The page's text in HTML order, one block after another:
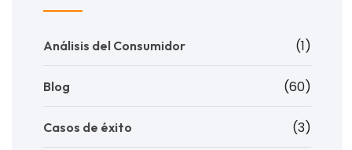
Análisis del Consumidor (1)
Blog (60)
Casos de éxito (3)